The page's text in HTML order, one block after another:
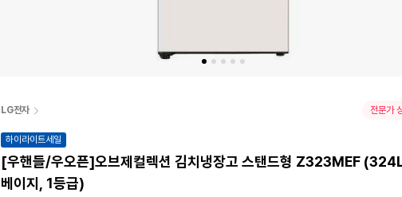
LG전자 전문가
하이라이트세일
[우핸들/우오픈]오브제컬렉션 김치냉장고 스탠드형 Z323MEF
베이지, 1등급)